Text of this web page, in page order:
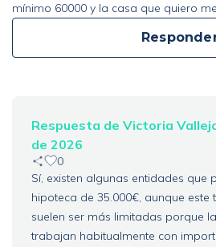
mínimo 60000 y la casa que quiero
Respuesta de Victoria
de 2026
0
Sí, existen algunas entidades que
hipoteca de 35.000€, aunque
suelen ser más limitadas porque
trabajan habitualmente con